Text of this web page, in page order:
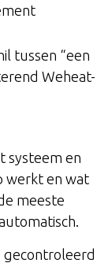
tussen “een
Weheat-
systeem en
werkt en wat
meeste
gecontroleerd